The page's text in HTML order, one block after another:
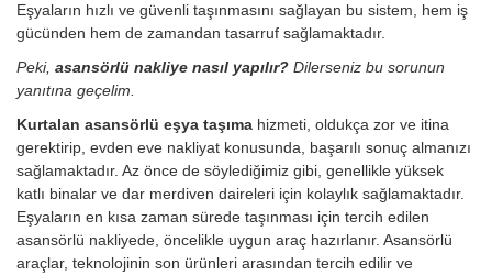
Eşyaların hızlı ve güvenli taşınmasını sağlayan bu sistem, hem iş
gücünden hem de zamandan tasarruf sağlamaktadır.
Peki, asansörlü nakliye nasıl yapılır? Dilerseniz bu sorunun
yanıtına geçelim.
Kurtalan asansörlü eşya taşıma hizmeti, oldukça zor ve itina
gerektirip, evden eve nakliyat konusunda, başarılı sonuç almanızı
sağlamaktadır. Az önce de söylediğimiz gibi, genellikle yüksek
katlı binalar ve dar merdiven daireleri için kolaylık sağlamaktadır.
Eşyaların en kısa zaman sürede taşınması için tercih edilen
asansörlü nakliyede, öncelikle uygun araç hazırlanır. Asansörlü
araçlar, teknolojinin son ürünleri arasından tercih edilir ve